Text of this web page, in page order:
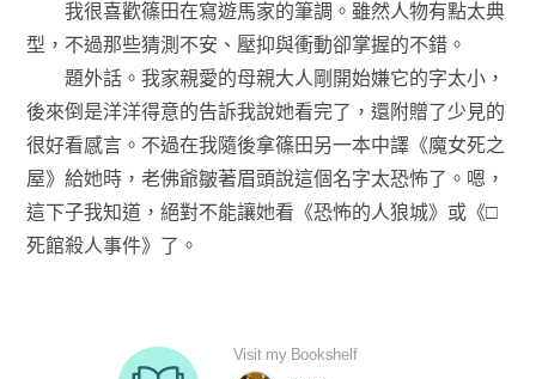
我很喜歡篠田在寫遊馬家的筆調。雖然人物有點太典
型，不過那些猜測不安、壓抑與衝動卻掌握的不錯。
題外話。我家親愛的母親大人剛開始嫌它的字太小，
後來倒是洋洋得意的告訴我說她看完了，還附贈了少見的
很好看感言。不過在我隨後拿篠田另一本中譯《魔女死之
屋》給她時，老佛爺皺著眉頭說這個名字太恐怖了。嗯，
這下子我知道，絕對不能讓她看《恐怖的人狼城》或《□
死館殺人事件》了。